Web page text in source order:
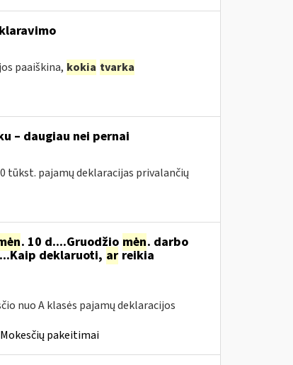
paaiškina, kokia tvarka
– daugiau nei pernai
tūkst. pajamų deklaracijas privalančių
. 10 d....Gruodžio mėn. darbo
deklaruoti, arreikia
nuo A klasės pajamų deklaracijos
Mokesčių pakeitimai